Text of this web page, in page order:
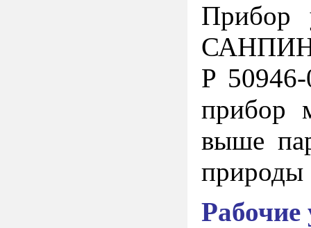
Прибор
САНПИН
Р 50946-
прибор
выше
природы
Рабочие